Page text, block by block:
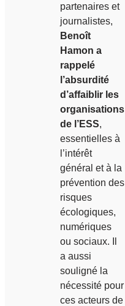
partenaires et
journalistes,
Benoît
Hamon a
rappelé
l’absurdité
d’affaiblir les
organisations
de l’ESS,
essentielles à
l’intérêt
général et à la
prévention des
risques
écologiques,
numériques
ou sociaux. Il
a aussi
souligné la
nécessité pour
ces acteurs de